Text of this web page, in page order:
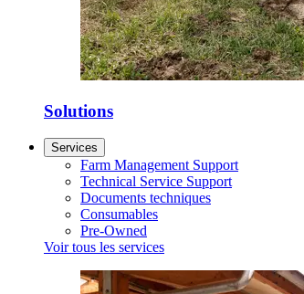
Solutions
Services
Farm Management Support
Technical Service Support
Documents techniques
Consumables
Pre-Owned
Voir tous les services